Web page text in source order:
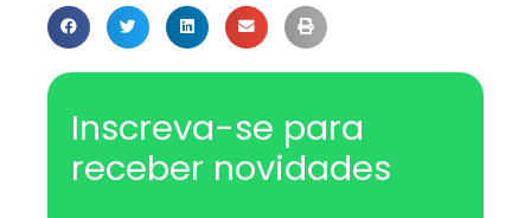
Inscreva-se para
receber novidades